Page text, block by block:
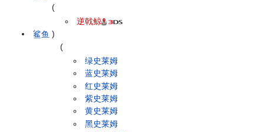
鲨鱼
(
逆戟鲸
)
(
绿史莱姆
蓝史莱姆
红史莱姆
紫史莱姆
黄史莱姆
黑史莱姆